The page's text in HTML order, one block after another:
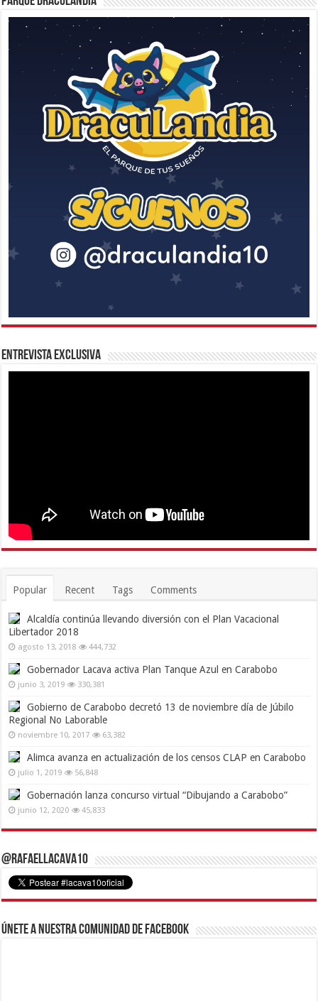
Entrevista Exclusiva
Popular Recent Tags Comments
Alcaldía continúa llevando diversión con el Plan Vacacional
Libertador 2018
agosto 13, 2018 444,732
Gobernador Lacava activa Plan Tanque Azul en Carabobo
junio 3, 2019 330,381
Gobierno de Carabobo decretó 13 de noviembre día de Júbilo
Regional No Laborable
noviembre 10, 2017 63,382
Alimca avanza en actualización de los censos CLAP en Carabobo
julio 1, 2019 56,848
Gobernación lanza concurso virtual “Dibujando a Carabobo”
junio 12, 2020 45,833
@RafaelLacava10
Únete a nuestra comunidad de Facebook